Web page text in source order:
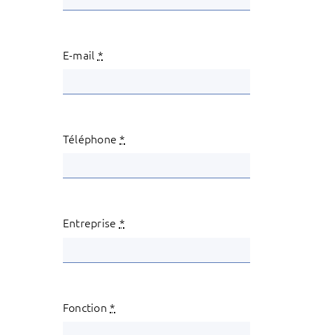
E-mail *
Téléphone*
Entreprise *
Fonction*